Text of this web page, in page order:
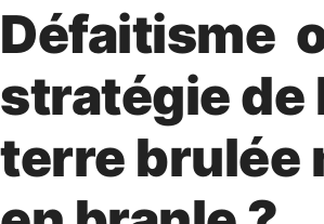
Défaitisme
stratégie de
terre brulée